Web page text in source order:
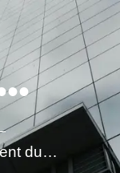
Consultante en Management du Changement